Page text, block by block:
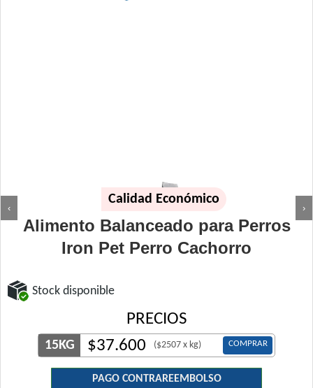
‹ ›
Calidad Económico
Alimento Balanceado para Perros
Iron Pet Perro Cachorro
Stock disponible
PRECIOS
15KG $37.600 ($2507 x kg) COMPRAR
PAGO CONTRAREEMBOLSO